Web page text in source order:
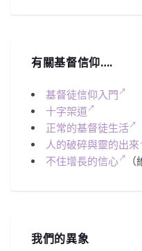
有關基督信仰….
基督徒信仰入門
十字架道
正常的基督徒生活
人的破碎與靈的出來
不住增長的信心
我們的異象